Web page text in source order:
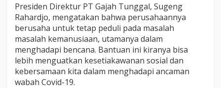
Presiden Direktur PT Gajah Tunggal, Sugeng
Rahardjo, mengatakan bahwa perusahaannya
berusaha untuk tetap peduli pada masalah
masalah kemanusiaan, utamanya dalam
menghadapi bencana. Bantuan ini kiranya bisa
lebih menguatkan kesetiakawanan sosial dan
kebersamaan kita dalam menghadapi ancaman
wabah Covid-19.